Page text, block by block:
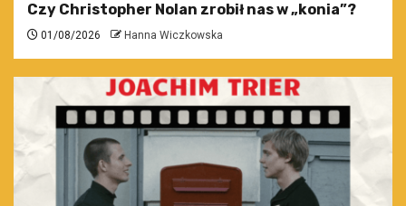
Czy Christopher Nolan zrobił nas w „konia”?
01/08/2026 Hanna Wiczkowska